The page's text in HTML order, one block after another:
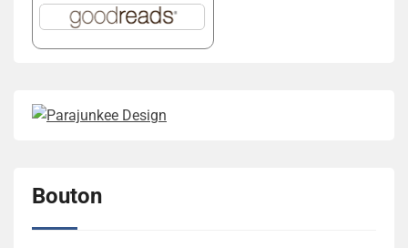
Bouton